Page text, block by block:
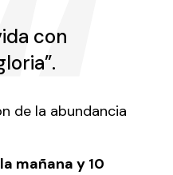
con
de la abundancia
mañana y 10